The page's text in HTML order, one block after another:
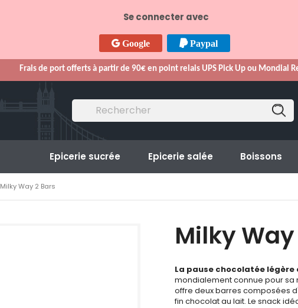
Se connecter avec
Google Paypal
Frais de port offerts à partir de 90€ en point relais UPS Pick Up ou Mondial
Epicerie sucrée Epicerie salée Boissons
Milky Way 2 Bars
Milky
La pause chocolatée légère
mondialement connue pour sa
offre deux barres composées
fin chocolat au lait. Le snack